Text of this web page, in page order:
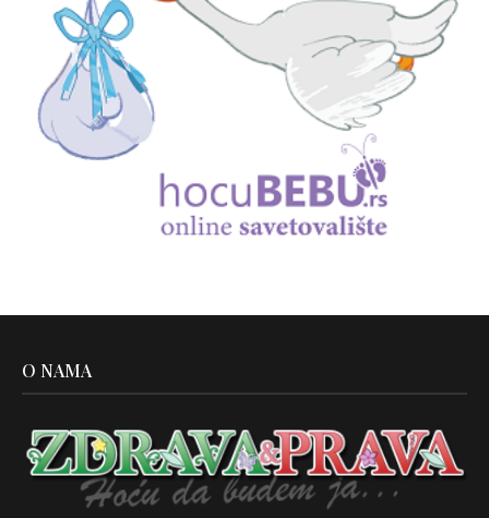
O NAMA